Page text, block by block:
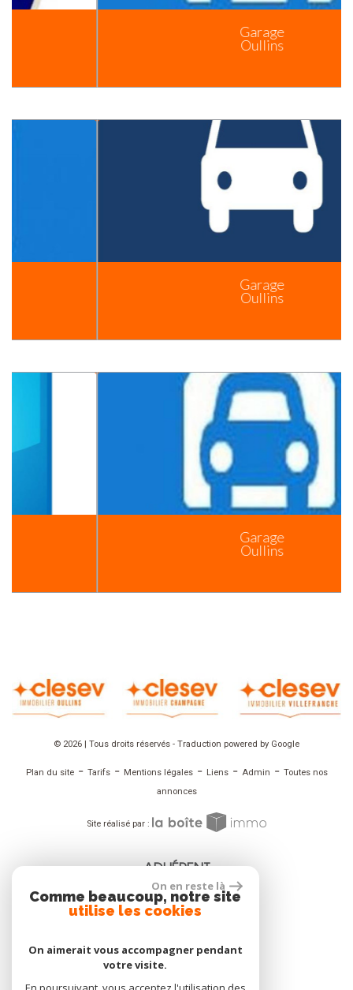
© 2026 | Tous droits réservés - Traduction powered by Google
Plan du site- Tarifs- Mentions légales- Liens- Admin - Toutes nos
annonces
Site réalisé par :
NOUS SUIVRE
ADHÉRENT
On en reste là
Comme beaucoup, notre site
utilise les cookies
On aimerait vous accompagner pendant
votre visite.